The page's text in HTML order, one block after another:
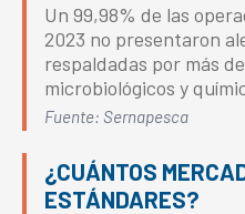
Un 99,98% de las
2023 no presentaron
respaldadas por más
microbiológicos y
Fuente: Sernapesca
¿CUÁNTOS
ESTÁNDARES?